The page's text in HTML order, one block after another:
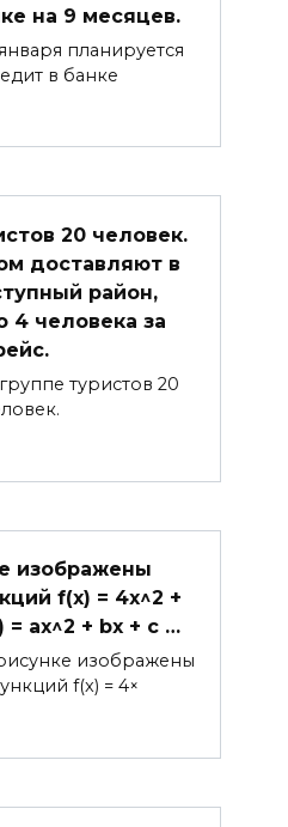
на 9 месяцев.
планируется
в банке
20 человек.
доставляют в
район,
4 человека за
туристов 20
изображены
f(x) = 4x^2 +
= ax^2 + bx + c …
изображены
f(x) = 4×